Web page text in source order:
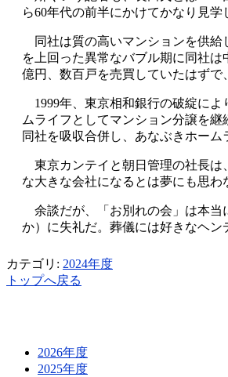
ら60年代の前半にかけてかなり見学
同社は質の高いマンションを供
を上回った異常なバブル期に同社
億円、数百戸を売買していたはずで
1999年、東京相和銀行の破綻に
ムライフとしてマンション分譲を
同社を吸収合併し、あなぶきホーム
東京カンテイと朝日管理の社長は
な大きな会社になるとは夢にも思わ
余談だが、「お別れの会」は本
か）に失礼だ。葬儀には好きなヘン
カテゴリ: 2024年度
トップへ戻る
2026年度
2025年度